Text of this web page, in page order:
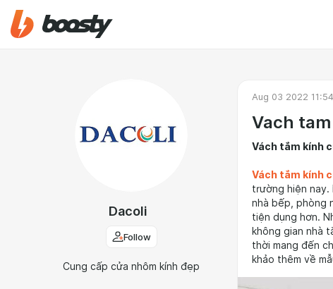
Dacoli
Follow
Cung cấp cửa nhôm kính đẹp
Aug 03 2022 11:54
Vach
Vách tắm kính
Vách tắm kính
trường hiện
nhà bếp, phòng
tiện dụng hơn.
không gian nhà
thời mang đến
khảo thêm về